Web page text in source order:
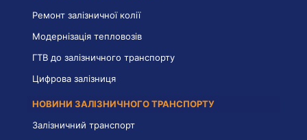
Ремонт залізничної колії
Модернізація тепловозів
ГТВ до залізничного транспорту
Цифрова залізниця
НОВИНИ ЗАЛІЗНИЧНОГО ТРАНСПОРТУ
Залізничний транспорт